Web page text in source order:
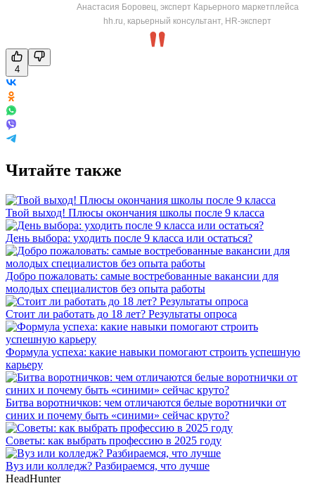
Анастасия Боровец, эксперт Карьерного маркетплейса
hh.ru, карьерный консультант, HR-эксперт
4
Читайте также
Твой выход! Плюсы окончания школы после 9 класса
День выбора: уходить после 9 класса или остаться?
Добро пожаловать: самые востребованные вакансии для
молодых специалистов без опыта работы
Стоит ли работать до 18 лет? Результаты опроса
Формула успеха: какие навыки помогают строить успешную
карьеру
Битва воротничков: чем отличаются белые воротнички от
синих и почему быть «синими» сейчас круто?
Советы: как выбрать профессию в 2025 году
Вуз или колледж? Разбираемся, что лучше
HeadHunter